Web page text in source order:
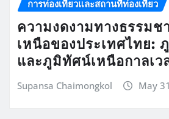
การท่องเที่ยวและสถานที่ท่องเที่ยว
ความงดงามทางธรรมช
เหนือของประเทศไทย:
และภูมิทัศน์เหนือกาลเว
Supansa Chaimongkol May